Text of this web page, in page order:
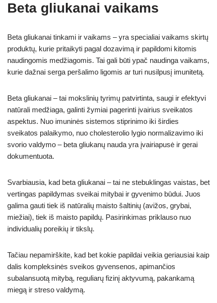
Beta gliukanai vaikams
Beta gliukanai tinkami ir vaikams – yra specialiai vaikams skirtų
produktų, kurie pritaikyti pagal dozavimą ir papildomi kitomis
naudingomis medžiagomis. Tai gali būti ypač naudinga vaikams,
kurie dažnai serga peršalimo ligomis ar turi nusilpusį imunitetą.
Beta gliukanai – tai mokslinių tyrimų patvirtinta, saugi ir efektyvi
natūrali medžiaga, galinti žymiai pagerinti įvairius sveikatos
aspektus. Nuo imuninės sistemos stiprinimo iki širdies
sveikatos palaikymo, nuo cholesterolio lygio normalizavimo iki
svorio valdymo – beta gliukanų nauda yra įvairiapusė ir gerai
dokumentuota.
Svarbiausia, kad beta gliukanai – tai ne stebuklingas vaistas, bet
vertingas papildymas sveikai mitybai ir gyvenimo būdui. Juos
galima gauti tiek iš natūralių maisto šaltinių (avižos, grybai,
miežiai), tiek iš maisto papildų. Pasirinkimas priklauso nuo
individualių poreikių ir tikslų.
Tačiau nepamirškite, kad bet kokie papildai veikia geriausiai kaip
dalis kompleksinės sveikos gyvensenos, apimančios
subalansuotą mitybą, reguliarų fizinį aktyvumą, pakankamą
miegą ir streso valdymą.